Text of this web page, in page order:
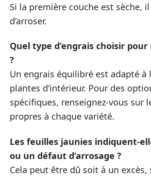
Si la première couche est sèche,
d’arroser.
Quel type d’engrais choisir
?
Un engrais équilibré est adapté à
plantes d’intérieur. Pour des
spécifiques, renseignez-vous sur
propres à chaque variété.
Les feuilles jaunies indiquent-
ou un défaut d’arrosage ?
Cela peut être dû soit à un excès,